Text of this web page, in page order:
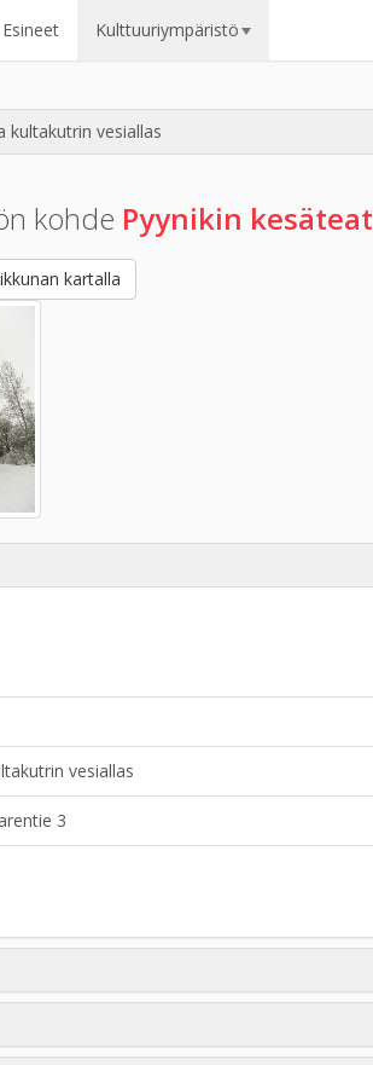
Esineet Kulttuuriympäristö
kultakutrin vesiallas
kohde Pyynikin
kartalla
vesiallas
3